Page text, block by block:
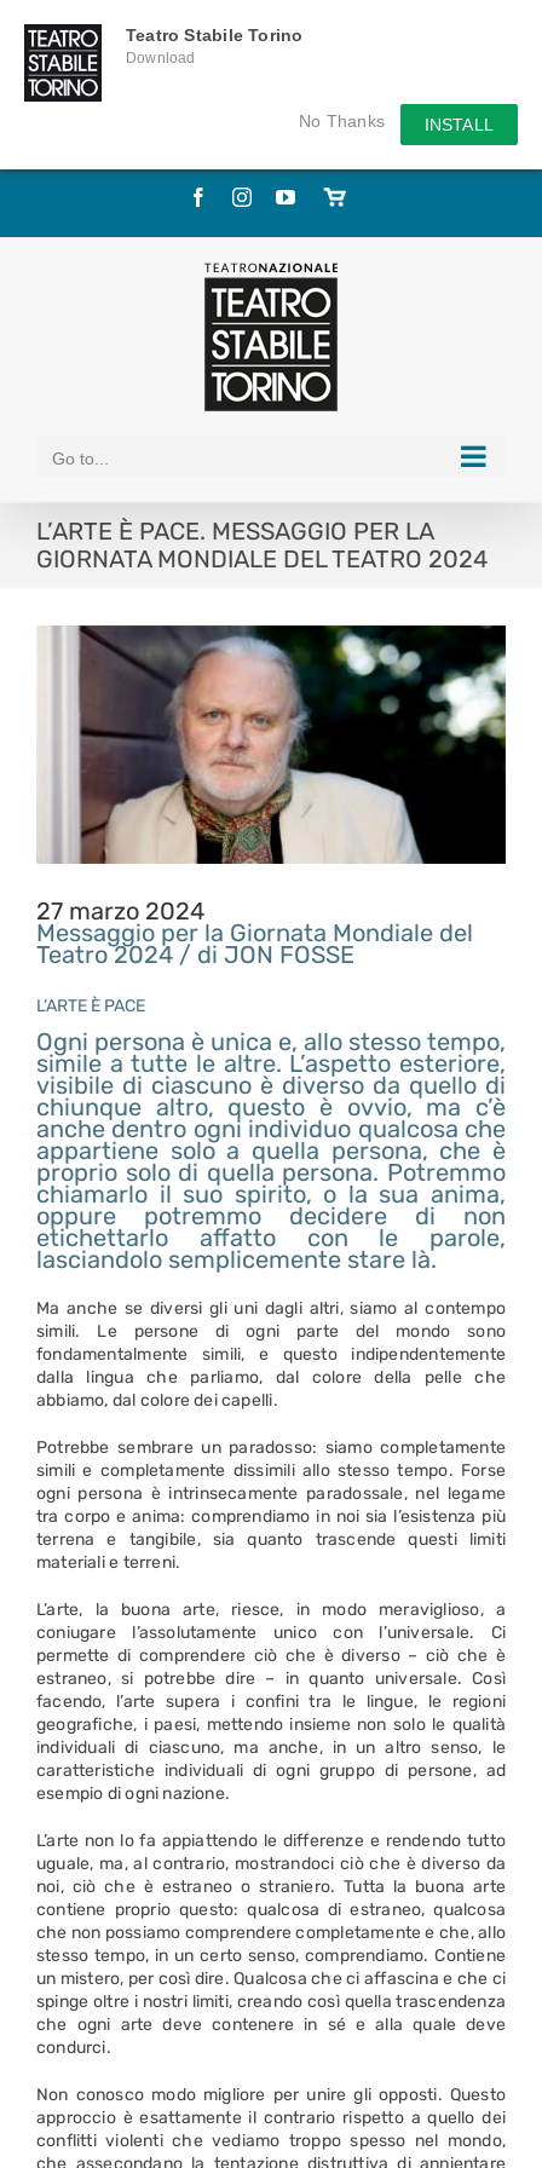
Teatro Stabile Torino
Download
No Thanks INSTALL
Skip
FacebookInstagramYouTube
Store
Go to...
L’ARTE È PACE. MESSAGGIO PER LA
GIORNATA MONDIALE DEL TEATRO 2024
27 marzo 2024
Messaggio per la Giornata Mondiale del
Teatro 2024 / di JON FOSSE
L’ARTE È PACE
Ogni persona è unica e, allo stesso tempo,
simile a tutte le altre. L’aspetto esteriore,
visibile di ciascuno è diverso da quello di
chiunque altro, questo è ovvio, ma c’è
anche dentro ogni individuo qualcosa che
appartiene solo a quella persona, che è
proprio solo di quella persona. Potremmo
chiamarlo il suo spirito, o la sua anima,
oppure potremmo decidere di non
etichettarlo affatto con le parole,
lasciandolo semplicemente stare là.
Ma anche se diversi gli uni dagli altri, siamo al contempo
simili. Le persone di ogni parte del mondo sono
fondamentalmente simili, e questo indipendentemente
dalla lingua che parliamo, dal colore della pelle che
abbiamo, dal colore dei capelli.
Potrebbe sembrare un paradosso: siamo completamente
simili e completamente dissimili allo stesso tempo. Forse
ogni persona è intrinsecamente paradossale, nel legame
tra corpo e anima: comprendiamo in noi sia l’esistenza più
terrena e tangibile, sia quanto trascende questi limiti
materiali e terreni.
L’arte, la buona arte, riesce, in modo meraviglioso, a
coniugare l’assolutamente unico con l’universale. Ci
permette di comprendere ciò che è diverso – ciò che è
estraneo, si potrebbe dire – in quanto universale. Così
facendo, l’arte supera i confini tra le lingue, le regioni
geografiche, i paesi, mettendo insieme non solo le qualità
individuali di ciascuno, ma anche, in un altro senso, le
caratteristiche individuali di ogni gruppo di persone, ad
esempio di ogni nazione.
L’arte non lo fa appiattendo le differenze e rendendo tutto
uguale, ma, al contrario, mostrandoci ciò che è diverso da
noi, ciò che è estraneo o straniero. Tutta la buona arte
contiene proprio questo: qualcosa di estraneo, qualcosa
che non possiamo comprendere completamente e che, allo
stesso tempo, in un certo senso, comprendiamo. Contiene
un mistero, per così dire. Qualcosa che ci affascina e che ci
spinge oltre i nostri limiti, creando così quella trascendenza
che ogni arte deve contenere in sé e alla quale deve
condurci.
Non conosco modo migliore per unire gli opposti. Questo
approccio è esattamente il contrario rispetto a quello dei
conflitti violenti che vediamo troppo spesso nel mondo,